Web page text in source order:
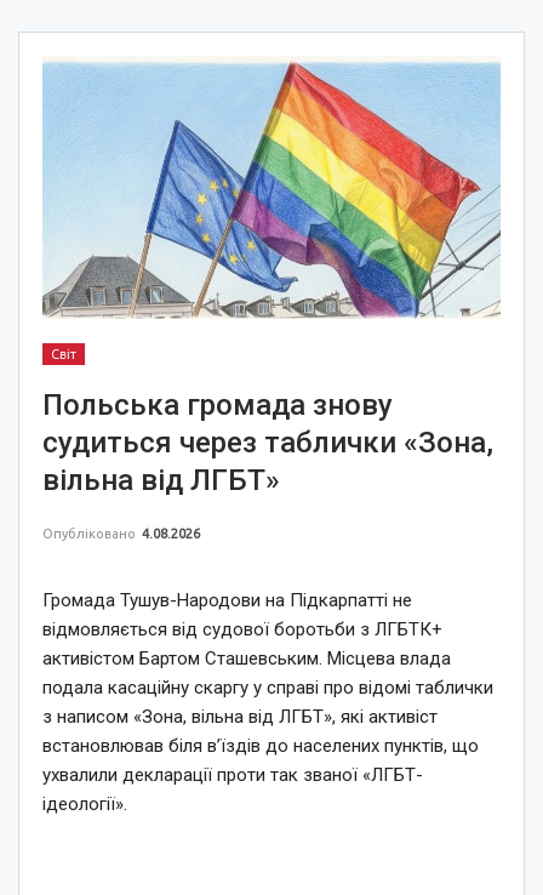
Світ
Польська громада знову
судиться через таблички «Зона,
вільна від ЛГБТ»
Опубліковано 4.08.2026
Громада Тушув-Народови на Підкарпатті не
відмовляється від судової боротьби з ЛГБТК+
активістом Бартом Сташевським. Місцева влада
подала касаційну скаргу у справі про відомі таблички
з написом «Зона, вільна від ЛГБТ», які активіст
встановлював біля в’їздів до населених пунктів, що
ухвалили декларації проти так званої «ЛГБТ-
ідеології».